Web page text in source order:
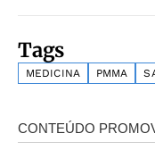
Tags
MEDICINA PMMA